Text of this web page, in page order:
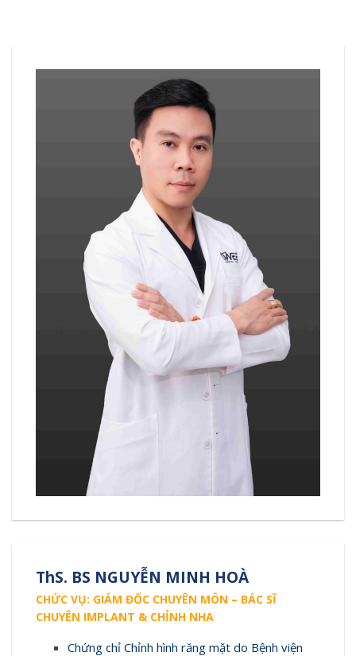
ThS. BS NGUYỄN MINH HOÀ
CHỨC VỤ: GIÁM ĐỐC CHUYÊN MÔN – BÁC SĨ
CHUYÊN IMPLANT & CHỈNH NHA
Chứng chỉ Chỉnh hình răng mặt do Bệnh viện